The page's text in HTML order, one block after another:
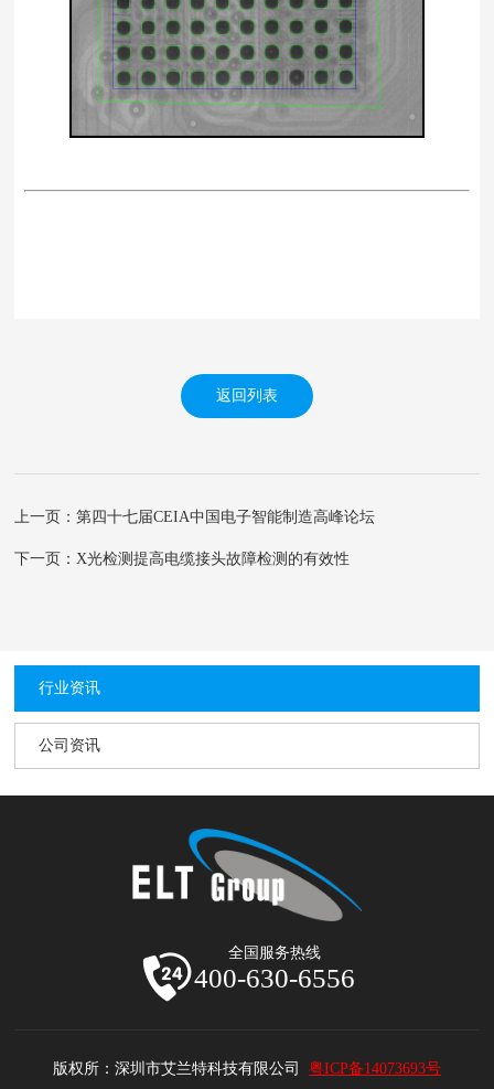
返回列表
上一页：第四十七届CEIA中国电子智能制造高峰论坛
下一页：X光检测提高电缆接头故障检测的有效性
行业资讯
公司资讯
全国服务热线
400-630-6556
版权所：深圳市艾兰特科技有限公司 粤ICP备14073693号